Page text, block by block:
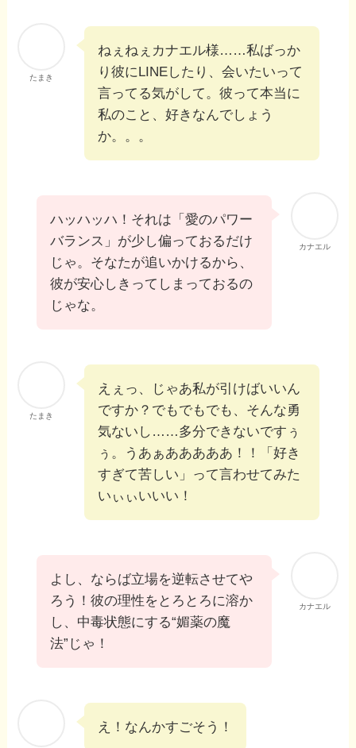
たまき
ねぇねぇカナエル様……私ばっか
り彼にLINEしたり、会いたいって
言ってる気がして。彼って本当に
私のこと、好きなんでしょう
か。。。
カナエル
ハッハッハ！それは「愛のパワー
バランス」が少し偏っておるだけ
じゃ。そなたが追いかけるから、
彼が安心しきってしまっておるの
じゃな。
たまき
えぇっ、じゃあ私が引けばいいん
ですか？でもでもでも、そんな勇
気ないし……多分できないですぅ
ぅ。うあぁあああああ！！「好き
すぎて苦しい」って言わせてみた
いぃぃいいい！
カナエル
よし、ならば立場を逆転させてや
ろう！彼の理性をとろとろに溶か
し、中毒状態にする“媚薬の魔
法”じゃ！
え！なんかすごそう！